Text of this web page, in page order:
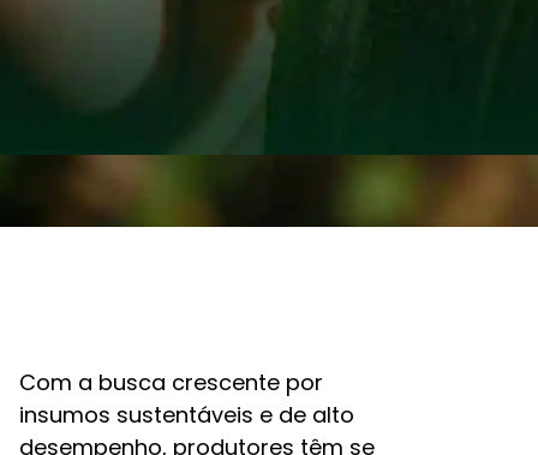
Com a busca crescente por
insumos sustentáveis e de alto
desempenho, produtores têm se